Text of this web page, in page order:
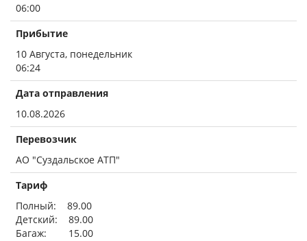
06:00
Прибытие
10 Августа, понедельник
06:24
Дата отправления
10.08.2026
Перевозчик
АО "Суздальское АТП"
Тариф
Полный: 89.00
Детский: 89.00
Багаж: 15.00